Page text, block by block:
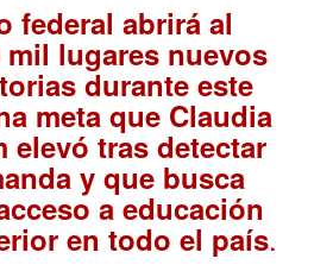
federal abrirá al
mil lugares nuevos
durante este
meta que Claudia
elevó tras detectar
y que busca
a educación
en todo el país.